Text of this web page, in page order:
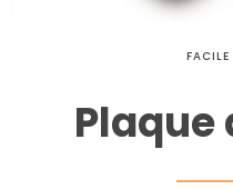
FACILE